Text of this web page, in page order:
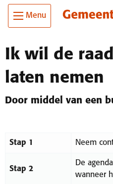
Skip To Main Content
Ga
naar
de
Menu
Ik wil de
laten nemen
Door middel van een
Stap 1 Neem
Stap 2
De
wanneer